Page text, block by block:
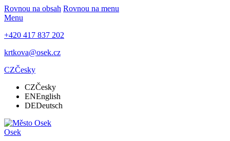
Rovnou na obsah Rovnou na menu
Menu
+420 417 837 202
krtkova@osek.cz
CZČesky
CZČesky
ENEnglish
DEDeutsch
Osek